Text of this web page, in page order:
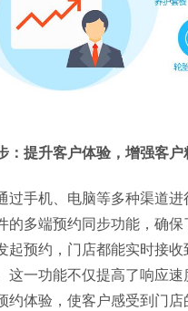
：提升客户体验，增强客户
过手机、电脑等多种渠道进
的多端预约同步功能，确保
起预约，门店都能实时接收
这一功能不仅提高了响应速
约体验，使客户感受到门店